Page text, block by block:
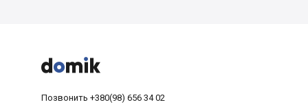



Позвонить +380(98) 656 34 02